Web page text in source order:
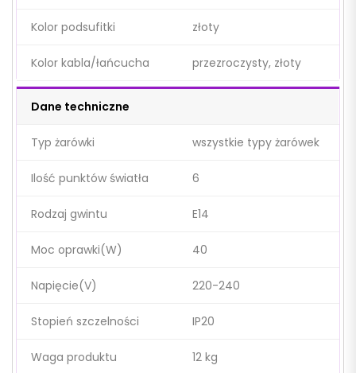
Kolor podsufitki złoty
Kolor kabla/łańcucha przezroczysty, złoty
Dane techniczne
Typ żarówki wszystkie typy żarówek
Ilość punktów światła 6
Rodzaj gwintu E14
Moc oprawki(W) 40
Napięcie(V) 220-240
Stopień szczelności IP20
Waga produktu 12 kg